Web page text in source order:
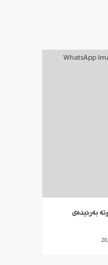
کەوتە بەردیدەی